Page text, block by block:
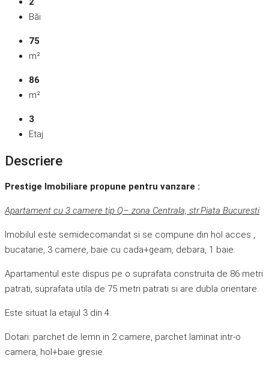
Băi
75
m²
86
m²
3
Etaj
Descriere
Prestige Imobiliare propune pentru vanzare :
Apartament cu 3 camere tip Q– zona Centrala, str.Piata Bucuresti
Imobilul este semidecomandat si se compune din hol acces ,
bucatarie, 3 camere, baie cu cada+geam, debara, 1 baie.
Apartamentul este dispus pe o suprafata construita de 86 metri
patrati, suprafata utila de 75 metri patrati si are dubla orientare.
Este situat la etajul 3 din 4.
Dotari: parchet de lemn in 2 camere, parchet laminat intr-o
camera, hol+baie gresie.